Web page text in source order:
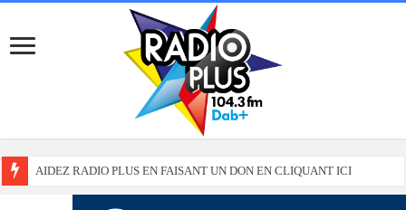
AIDEZ RADIO PLUS EN FAISANT UN DON EN CLIQUANT ICI